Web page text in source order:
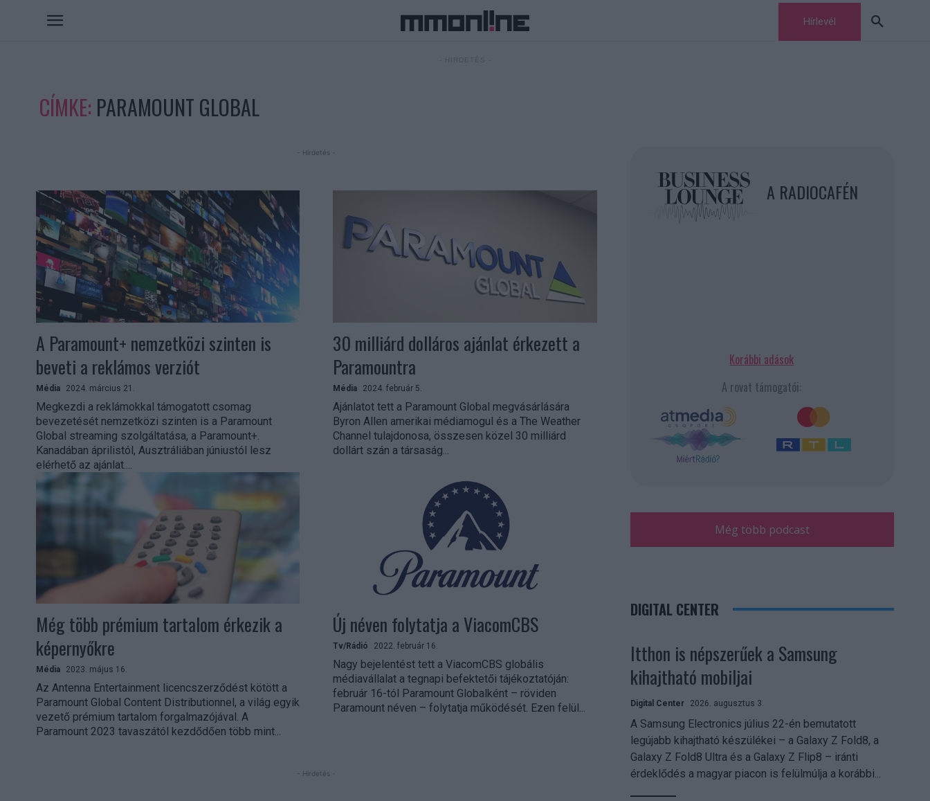
Hírlevél
CÍMKE: PARAMOUNT GLOBAL
- Hirdetés -
A Paramount+ nemzetközi szinten is
beveti a reklámos verziót
Média 2024. március 21.
Megkezdi a reklámokkal támogatott csomag
bevezetését nemzetközi szinten is a Paramount
Global streaming szolgáltatása, a Paramount+.
Kanadában áprilistól, Ausztráliában júniustól lesz
elérhető az ajánlat....
30 milliárd dolláros ajánlat érkezett a
Paramountra
Média 2024. február 5.
Ajánlatot tett a Paramount Global megvásárlására
Byron Allen amerikai médiamogul és a The Weather
Channel tulajdonosa, összesen közel 30 milliárd
dollárt szán a társaság...
Még több prémium tartalom érkezik a
képernyőkre
Média 2023. május 16.
Az Antenna Entertainment licencszerződést kötött a
Paramount Global Content Distributionnel, a világ egyik
vezető prémium tartalom forgalmazójával. A
Paramount 2023 tavaszától kezdődően több mint...
Új néven folytatja a ViacomCBS
Tv/Rádió 2022. február 16.
Nagy bejelentést tett a ViacomCBS globális
médiavállalat a tegnapi befektetői tájékoztatóján:
február 16-tól Paramount Globalként – röviden
Paramount néven – folytatja működését. Ezen felül...
- Hirdetés -
A RADIOCAFÉN
Korábbi adások
A rovat támogatói:
Még több podcast
DIGITAL CENTER
Itthon is népszerűek a Samsung
kihajtható mobiljai
Digital Center 2026. augusztus 3.
A Samsung Electronics július 22-én bemutatott
legújabb kihajtható készülékei – a Galaxy Z Fold8, a
Galaxy Z Fold8 Ultra és a Galaxy Z Flip8 – iránti
érdeklődés a magyar piacon is felülmúlja a korábbi...